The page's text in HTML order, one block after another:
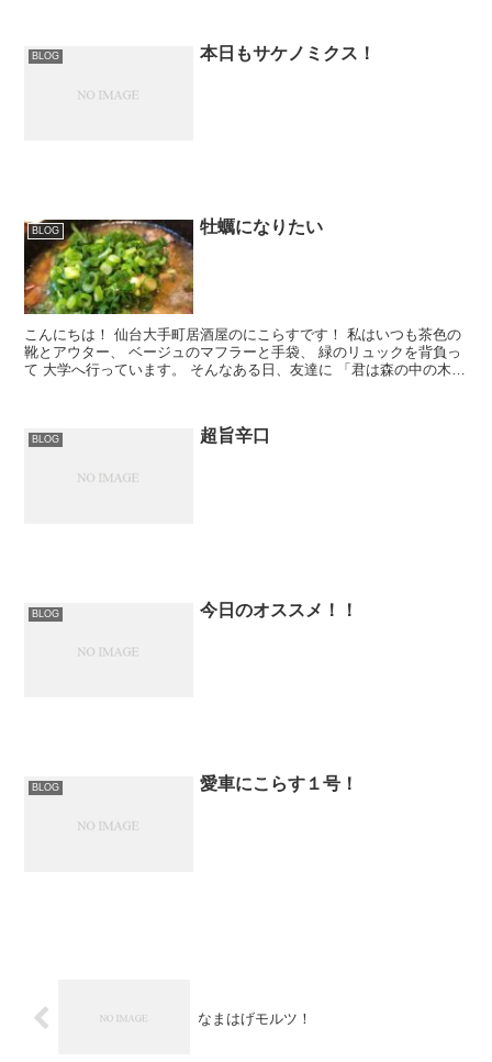
BLOG 本日もサケノミクス！
BLOG 牡蠣になりたい
こんにちは！ 仙台大手町居酒屋のにこらすです！ 私はいつも茶色の
靴とアウター、 ベージュのマフラーと手袋、 緑のリュックを背負っ
て 大学へ行っています。 そんなある日、友達に 「君は森の中の木み
BLOG 超旨辛口
BLOG 今日のオススメ！！
BLOG 愛車にこらす１号！
なまはげモルツ！